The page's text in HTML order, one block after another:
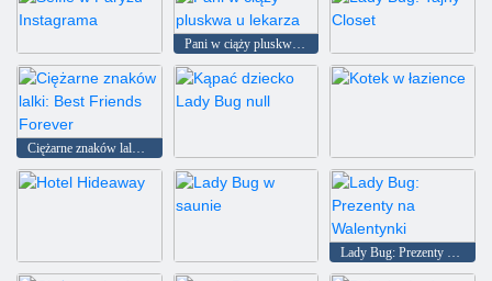
Selfie w Paryżu Instagrama
Pani w ciąży pluskwa u lekarza
Lady Bug: Tajny Closet
Ciężarne znaków lalki: Best Friends Forever
Kąpać dziecko Lady Bug null
Kotek w łazience
Hotel Hideaway Lady Bug w saunie
Lady Bug: Prezenty na Walentynki